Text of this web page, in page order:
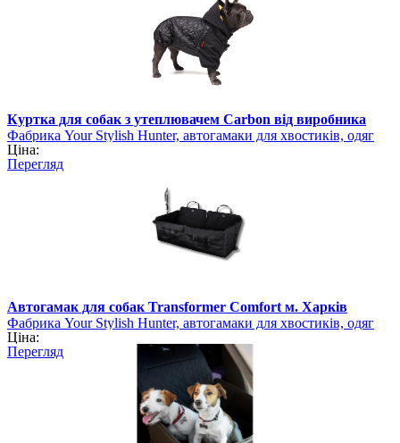
Куртка для собак з утеплювачем Carbon від виробника
Фабрика Your Stylish Hunter, автогамаки для хвостиків, одяг
для собак
Ціна:
Перегляд
Автогамак для собак Transformer Comfort м. Харків
Фабрика Your Stylish Hunter, автогамаки для хвостиків, одяг
для собак
Ціна:
Перегляд